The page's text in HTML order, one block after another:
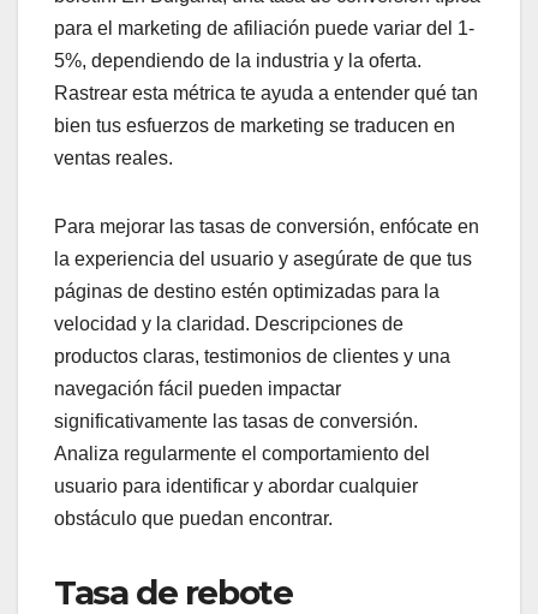
para el marketing de afiliación puede variar del 1-
5%, dependiendo de la industria y la oferta.
Rastrear esta métrica te ayuda a entender qué tan
bien tus esfuerzos de marketing se traducen en
ventas reales.
Para mejorar las tasas de conversión, enfócate en
la experiencia del usuario y asegúrate de que tus
páginas de destino estén optimizadas para la
velocidad y la claridad. Descripciones de
productos claras, testimonios de clientes y una
navegación fácil pueden impactar
significativamente las tasas de conversión.
Analiza regularmente el comportamiento del
usuario para identificar y abordar cualquier
obstáculo que puedan encontrar.
Tasa de rebote